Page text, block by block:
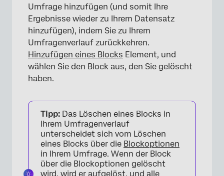
Umfrage hinzufügen (und somit Ihre
Ergebnisse wieder zu Ihrem Datensatz
hinzufügen), indem Sie zu Ihrem
Umfragenverlauf zurückkehren.
Hinzufügen eines Blocks Element, und
wählen Sie den Block aus, den Sie gelöscht
haben.
Tipp: Das Löschen eines Blocks in
Ihrem Umfragenverlauf
unterscheidet sich vom Löschen
eines Blocks über die Blockoptionen
in Ihrem Umfrage. Wenn der Block
über die Blockoptionen gelöscht
wird, wird er aufgelöst, und alle